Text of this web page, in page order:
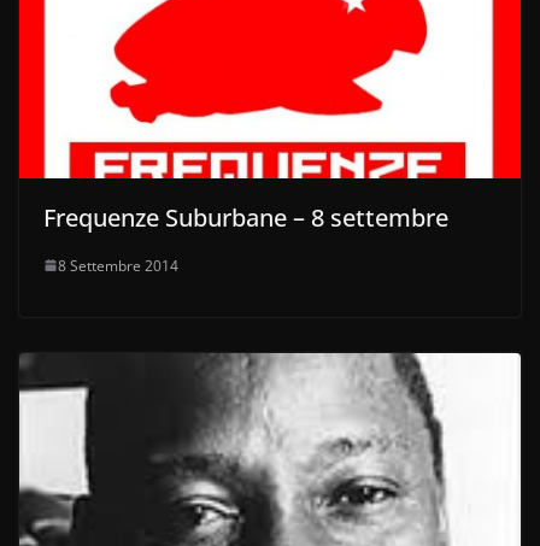
Frequenze Suburbane – 8 settembre
8 Settembre 2014